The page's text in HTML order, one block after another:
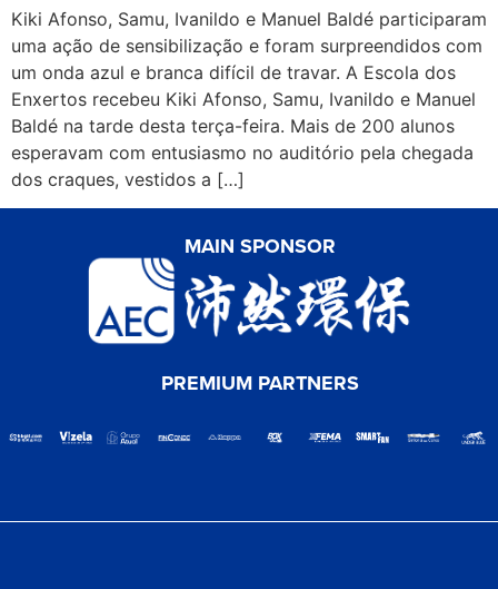
Kiki Afonso, Samu, Ivanildo e Manuel Baldé participaram
uma ação de sensibilização e foram surpreendidos com
um onda azul e branca difícil de travar. A Escola dos
Enxertos recebeu Kiki Afonso, Samu, Ivanildo e Manuel
Baldé na tarde desta terça-feira. Mais de 200 alunos
esperavam com entusiasmo no auditório pela chegada
dos craques, vestidos a […]
MAIN SPONSOR
PREMIUM PARTNERS